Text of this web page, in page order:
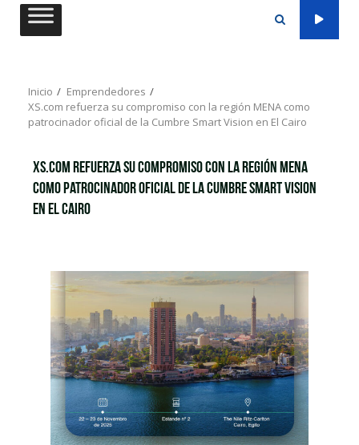
Saltar
Inicio
Emprendedores
XS.com refuerza su compromiso con la región MENA como
patrocinador oficial de la Cumbre Smart Vision en El Cairo
XS.com refuerza su compromiso con la región MENA
como patrocinador oficial de la Cumbre Smart Vision
en El Cairo